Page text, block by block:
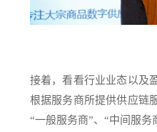
接着，看看行业业态以及
根据服务商所提供供应链
“一般服务商”、“中间服务